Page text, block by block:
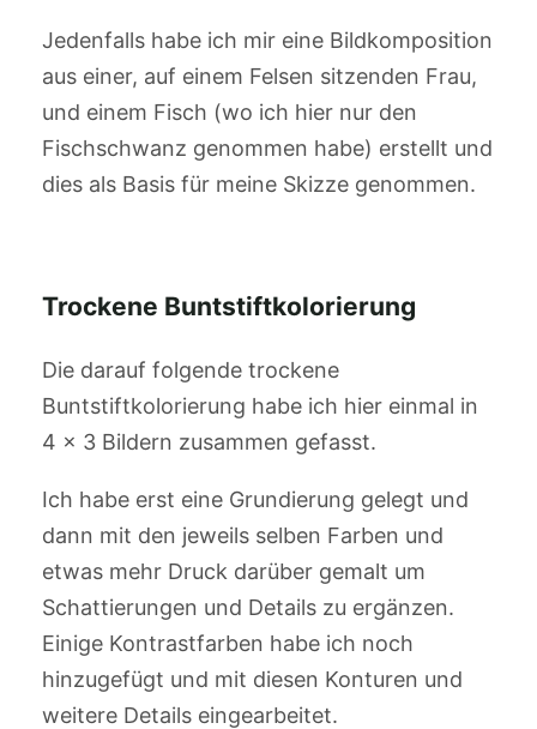
Jedenfalls habe ich mir eine Bildkomposition
aus einer, auf einem Felsen sitzenden Frau,
und einem Fisch (wo ich hier nur den
Fischschwanz genommen habe) erstellt und
dies als Basis für meine Skizze genommen.
Trockene Buntstiftkolorierung
Die darauf folgende trockene
Buntstiftkolorierung habe ich hier einmal in
4 x 3 Bildern zusammen gefasst.
Ich habe erst eine Grundierung gelegt und
dann mit den jeweils selben Farben und
etwas mehr Druck darüber gemalt um
Schattierungen und Details zu ergänzen.
Einige Kontrastfarben habe ich noch
hinzugefügt und mit diesen Konturen und
weitere Details eingearbeitet.